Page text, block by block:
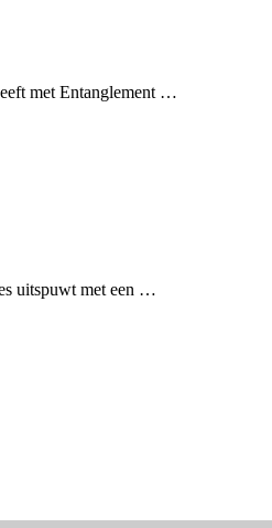
met Entanglement …
uitspuwt met een …